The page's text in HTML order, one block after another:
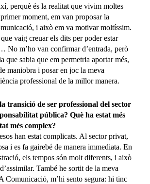
perquè és la realitat que vivim moltes
moment, em van proposar la
i això em va motivar moltíssim.
vaig creuar els dits per poder estar
No m’ho van confirmar d’entrada, però
que sabia que em permetria aportar més,
maniobra i posar en joc la meva
professional de la millor manera.
transició de ser professional del sector
pública? Què ha estat més
més complex?
han estat complicats. Al sector privat,
i es fa gairebé de manera immediata. En
els tempos són molt diferents, i això
També he sortit de la meva
Comunicació, m’hi sento segura: hi tinc